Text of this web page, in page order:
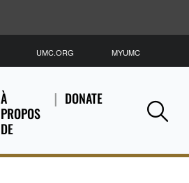
À
PROPOS
DE
DONATE
UMC.ORG MYUMC